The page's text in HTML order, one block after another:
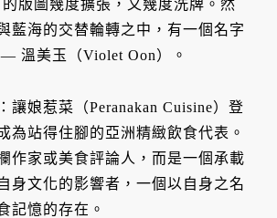
版圖幾度擴張，又幾度洗牌。然
藍海的交替輪轉之中，有一個名字
溫美玉（Violet Oon）。
讓娘惹菜（Peranakan Cuisine）登
為站得住腳的亞洲精緻飲食代表。
作家或美食評論人，而是一個承載
身文化的影響者，一個以自身之名
記憶的存在。